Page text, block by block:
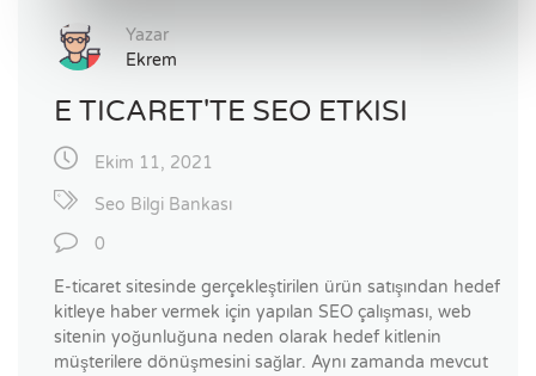
Yazar
Ekrem
E TICARET'TE SEO ETKISI
Ekim 11, 2021
Seo Bilgi Bankası
0
E-ticaret sitesinde gerçekleştirilen ürün satışından hedef
kitleye haber vermek için yapılan SEO çalışması, web
sitenin yoğunluğuna neden olarak hedef kitlenin
müşterilere dönüşmesini sağlar. Aynı zamanda mevcut